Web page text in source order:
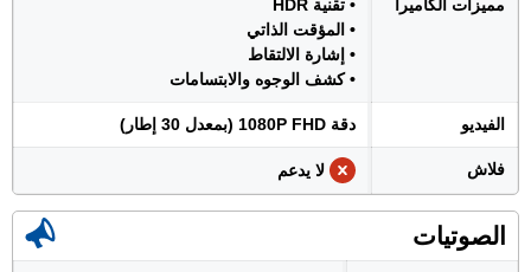
مميزات الكاميرا
• تقنية HDR
• المؤقت الذاتي
• إشارة الالتقاط
• كشف الوجوه والابتسامات
الفيديو دقة 1080P FHD (بمعدل 30 إطار)
فلاش لا يدعم
الصوتيات